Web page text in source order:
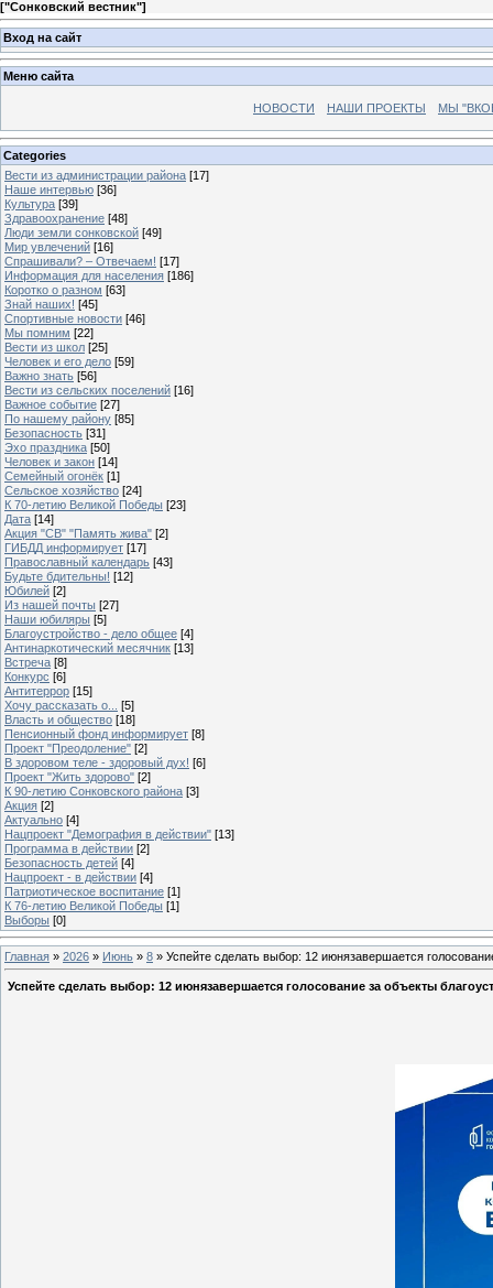
["Сонковский вестник"]
Вход на сайт
Меню сайта
НОВОСТИ НАШИ ПРОЕКТЫ МЫ
Categories
Вести из администрации района [17]
Наше интервью [36]
Культура [39]
Здравоохранение [48]
Люди земли сонковской [49]
Мир увлечений [16]
Спрашивали? – Отвечаем! [17]
Информация для населения [186]
Коротко о разном [63]
Знай наших! [45]
Спортивные новости [46]
Мы помним [22]
Вести из школ [25]
Человек и его дело [59]
Важно знать [56]
Вести из сельских поселений [16]
Важное событие [27]
По нашему району [85]
Безопасность [31]
Эхо праздника [50]
Человек и закон [14]
Семейный огонёк [1]
Сельское хозяйство [24]
К 70-летию Великой Победы [23]
Дата [14]
Акция "СВ" "Память жива" [2]
ГИБДД информирует [17]
Православный календарь [43]
Будьте бдительны! [12]
Юбилей [2]
Из нашей почты [27]
Наши юбиляры [5]
Благоустройство - дело общее [4]
Антинаркотический месячник [13]
Встреча [8]
Конкурс [6]
Антитеррор [15]
Хочу рассказать о...
[5]
Власть и общество [18]
Пенсионный фонд информирует [8]
Проект "Преодоление" [2]
В здоровом теле - здоровый дух! [6]
Проект "Жить здорово" [2]
К 90-летию Сонковского района [3]
Акция [2]
Актуально [4]
Нацпроект "Демография в действии" [13]
Программа в действии [2]
Безопасность детей [4]
Нацпроект - в действии [4]
Патриотическое воспитание [1]
К 76-летию Великой Победы [1]
Выборы [0]
Главная » 2026 » Июнь » 8 » Успейте сделать выбор: 12 июнязавершается
Успейте сделать выбор: 12 июнязавершается голосование за объекты